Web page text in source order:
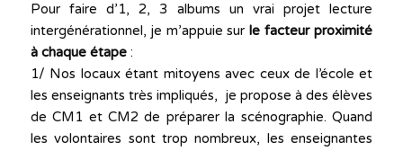
Pour faire d’1, 2, 3 albums un vrai projet lecture
intergénérationnel, je m’appuie sur le facteur proximité
à chaque étape :
1/ Nos locaux étant mitoyens avec ceux de l’école et
les enseignants très impliqués, je propose à des élèves
de CM1 et CM2 de préparer la scénographie. Quand
les volontaires sont trop nombreux, les enseignantes